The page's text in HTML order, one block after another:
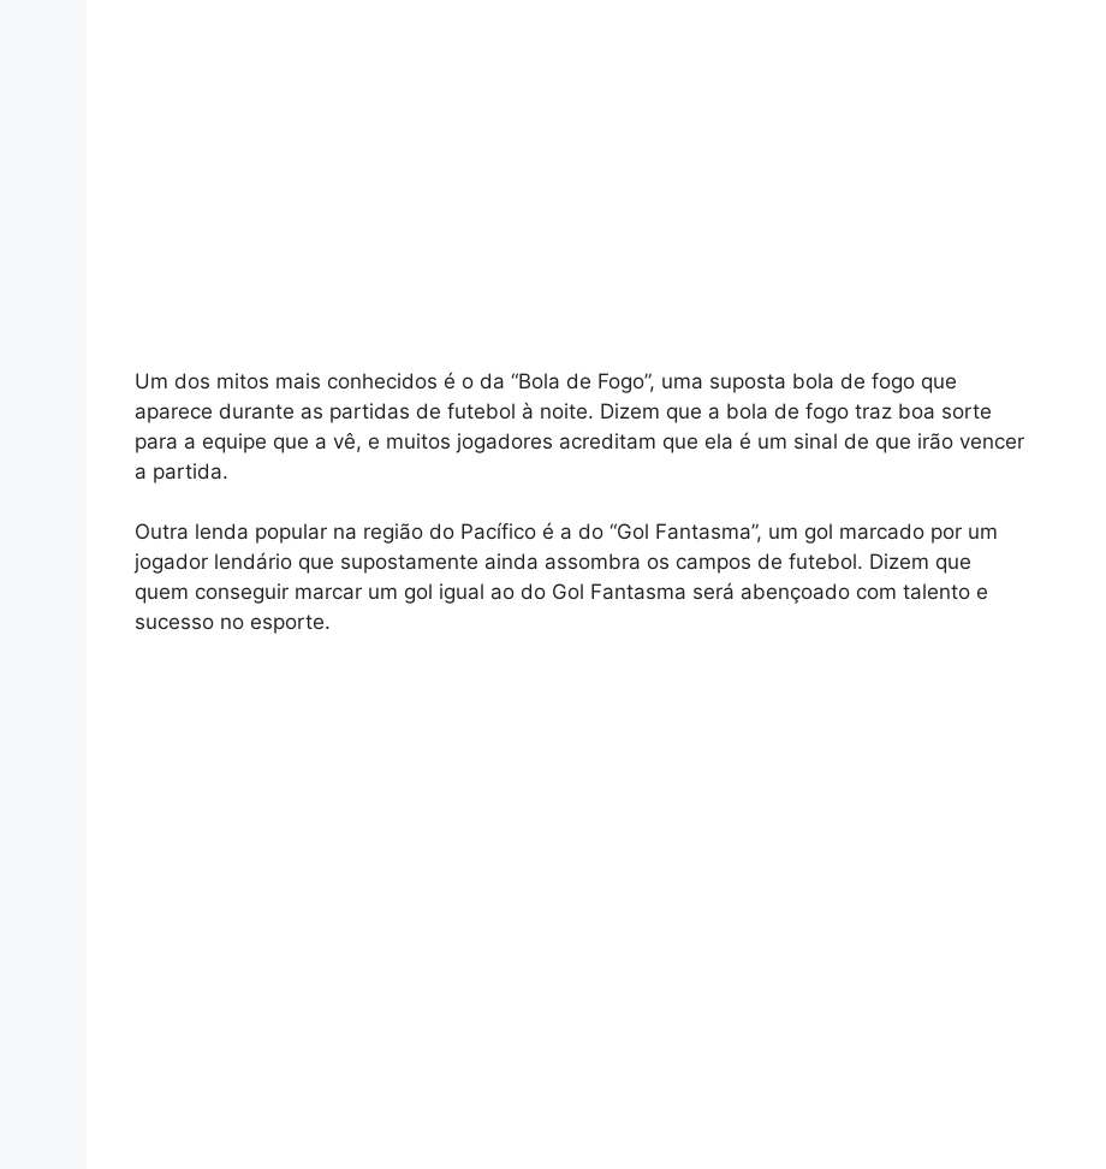
Um dos mitos mais conhecidos é o da “Bola de Fogo”, uma suposta bola de fogo que
aparece durante as partidas de futebol à noite. Dizem que a bola de fogo traz boa sorte
para a equipe que a vê, e muitos jogadores acreditam que ela é um sinal de que irão vencer
a partida.
Outra lenda popular na região do Pacífico é a do “Gol Fantasma”, um gol marcado por um
jogador lendário que supostamente ainda assombra os campos de futebol. Dizem que
quem conseguir marcar um gol igual ao do Gol Fantasma será abençoado com talento e
sucesso no esporte.